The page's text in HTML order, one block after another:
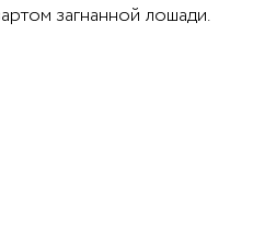
загнанной лошади.